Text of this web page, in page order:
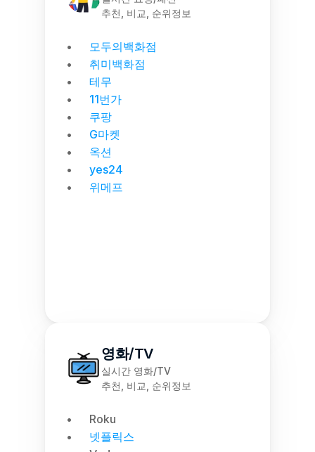
추천, 비교, 순위정보
모두의백화점
취미백화점
테무
11번가
쿠팡
G마켓
옥션
yes24
위메프
영화/TV
실시간 영화/TV
추천, 비교, 순위정보
Roku
넷플릭스